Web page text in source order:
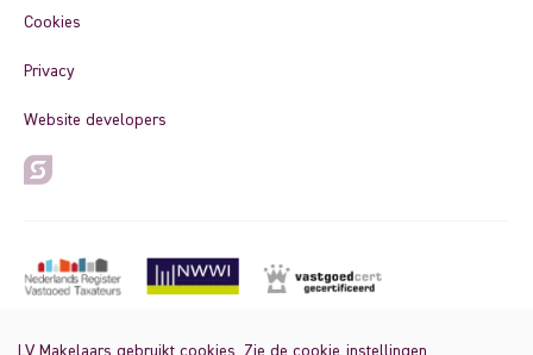
LV Makelaars gebruikt cookies. Zie de cookie instellingen
Cookies
Privacy
Website developers